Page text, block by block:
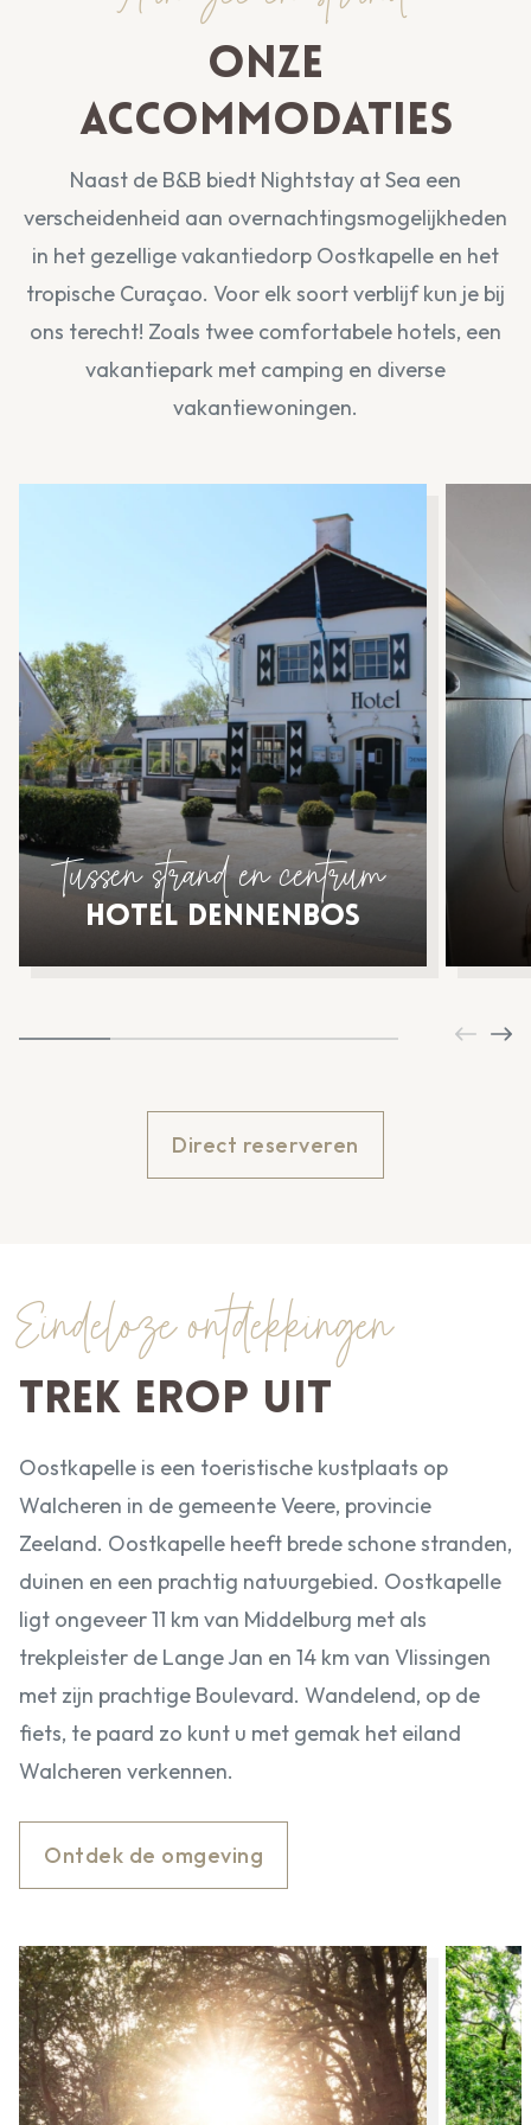
Onze
accommodaties
Naast de B&B biedt Nightstay at Sea een
verscheidenheid aan overnachtingsmogelijkheden
in het gezellige vakantiedorp Oostkapelle en het
tropische Curaçao. Voor elk soort verblijf kun je bij
ons terecht! Zoals twee comfortabele hotels, een
vakantiepark met camping en diverse
vakantiewoningen.
Tussen strand en centrum
Hotel Dennenbos
Direct reserveren
Eindeloze ontdekkingen
Trek erop uit
Oostkapelle is een toeristische kustplaats op
Walcheren in de gemeente Veere, provincie
Zeeland. Oostkapelle heeft brede schone stranden,
duinen en een prachtig natuurgebied. Oostkapelle
ligt ongeveer 11 km van Middelburg met als
trekpleister de Lange Jan en 14 km van Vlissingen
met zijn prachtige Boulevard. Wandelend, op de
fiets, te paard zo kunt u met gemak het eiland
Walcheren verkennen.
Ontdek de omgeving